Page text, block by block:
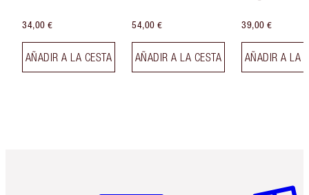
34,00 €
AÑADIR A LA CESTA
54,00 €
AÑADIR A LA CESTA
39,00 €
AÑADIR A LA